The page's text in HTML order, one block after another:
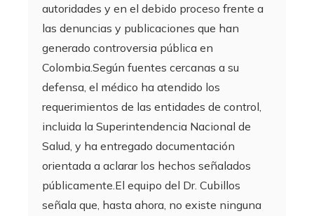
autoridades y en el debido proceso frente a
las denuncias y publicaciones que han
generado controversia pública en
Colombia.Según fuentes cercanas a su
defensa, el médico ha atendido los
requerimientos de las entidades de control,
incluida la Superintendencia Nacional de
Salud, y ha entregado documentación
orientada a aclarar los hechos señalados
públicamente.El equipo del Dr. Cubillos
señala que, hasta ahora, no existe ninguna